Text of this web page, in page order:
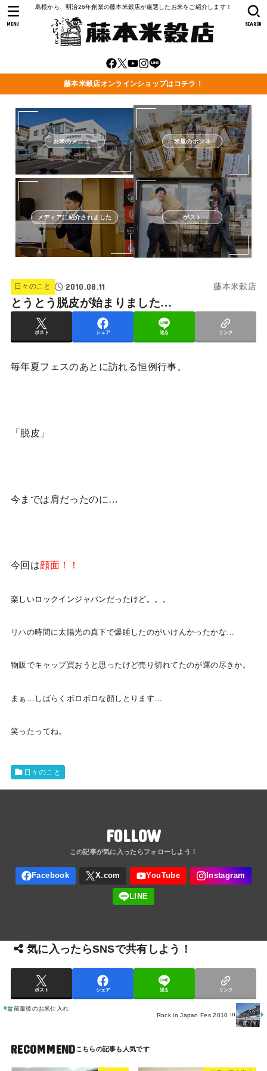
島根から、明治26年創業の藤本米穀店が厳選したお米をご紹介します！
SEARCH
MENU
藤本米穀店オンラインショップはコチラ！
お米のメニュー 米屋のホンネ
メディアに紹介されました ゲスト
日々のこと 2010.08.11 藤本米穀店
とうとう脱皮が始まりました…
ポスト シェア 送る リンク
毎年夏フェスのあとに訪れる恒例行事。
「脱皮」
今までは肩だったのに…
今回は顔面！！
楽しいロックインジャパンだったけど。。。
リハの時間に太陽光の真下で爆睡したのがいけんかったかな…
物販でキャップ買おうと思ったけど売り切れてたのが運の尽きか。
まぁ…しばらくボロボロな顔しとります…
笑ったってね。
日々のこと
FOLLOW
気に入ったらSNSで共有しよう！
ポスト シェア 送る リンク
盆前最後のお米仕入れ
Rock in Japan Fes 2010 !!!
RECOMMEND